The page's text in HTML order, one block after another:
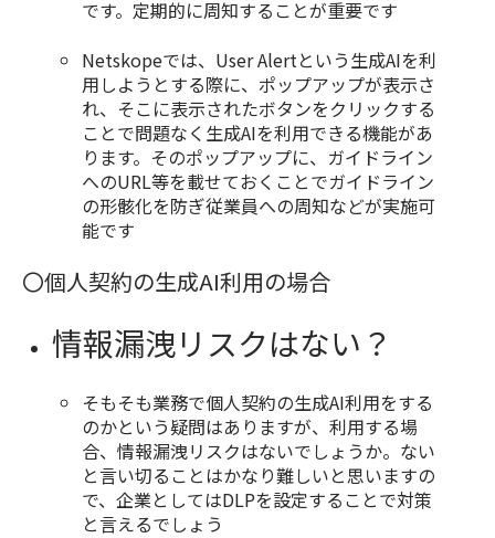
です。定期的に周知することが重要です
Netskopeでは、User Alertという生成AIを利
用しようとする際に、ポップアップが表示さ
れ、そこに表示されたボタンをクリックする
ことで問題なく生成AIを利用できる機能があ
ります。そのポップアップに、ガイドライン
へのURL等を載せておくことでガイドライン
の形骸化を防ぎ従業員への周知などが実施可
能です
〇個人契約の生成AI利用の場合
情報漏洩リスクはない？
そもそも業務で個人契約の生成AI利用をする
のかという疑問はありますが、利用する場
合、情報漏洩リスクはないでしょうか。ない
と言い切ることはかなり難しいと思いますの
で、企業としてはDLPを設定することで対策
と言えるでしょう